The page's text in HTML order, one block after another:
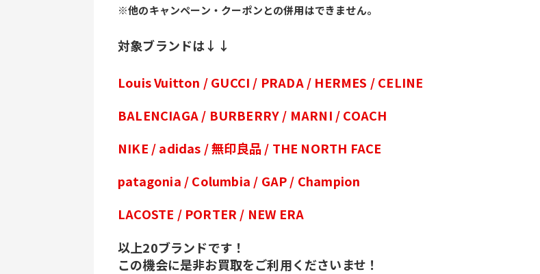
※他のキャンペーン・クーポンとの併用はできません。
対象ブランドは↓↓
Louis Vuitton / GUCCI / PRADA / HERMES / CELINE
BALENCIAGA / BURBERRY / MARNI / COACH
NIKE / adidas / 無印良品 / THE NORTH FACE
patagonia / Columbia / GAP / Champion
LACOSTE / PORTER / NEW ERA
以上20ブランドです！
この機会に是非お買取をご利用くださいませ！